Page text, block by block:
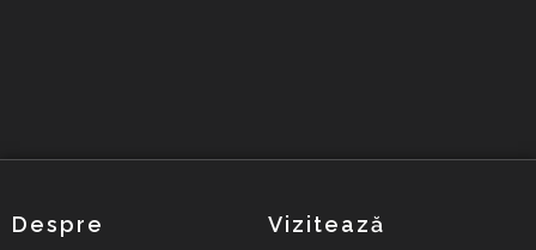
Despre Vizitează